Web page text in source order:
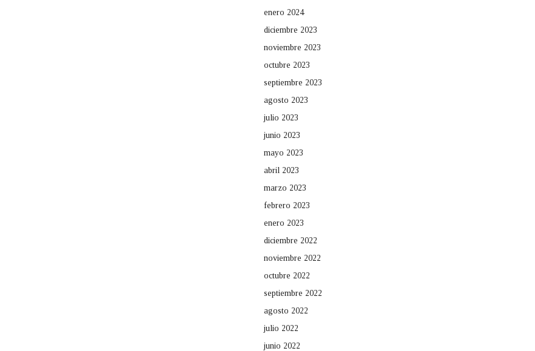
enero 2024
diciembre 2023
noviembre 2023
octubre 2023
septiembre 2023
agosto 2023
julio 2023
junio 2023
mayo 2023
abril 2023
marzo 2023
febrero 2023
enero 2023
diciembre 2022
noviembre 2022
octubre 2022
septiembre 2022
agosto 2022
julio 2022
junio 2022